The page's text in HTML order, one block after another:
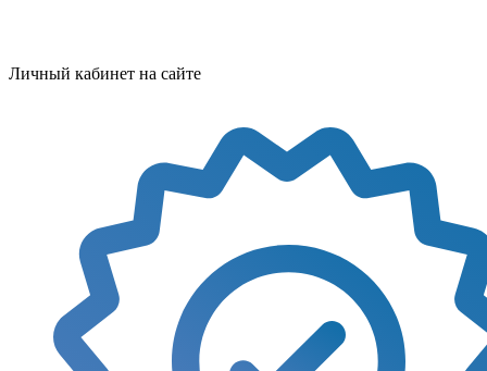
Личный кабинет на сайте